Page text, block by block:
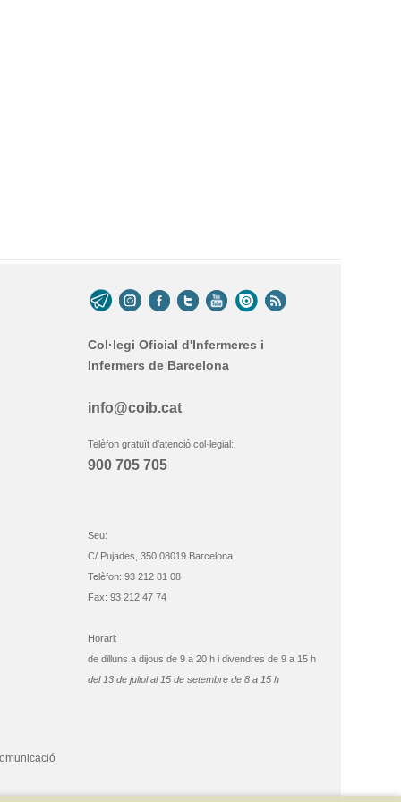
Col·legi Oficial d'Infermeres i
Infermers de Barcelona
info@coib.cat
Telèfon gratuït d'atenció col·legial:
900 705 705
Seu:
C/ Pujades, 350 08019 Barcelona
Telèfon: 93 212 81 08
Fax: 93 212 47 74
Horari:
de dilluns a dijous de 9 a 20 h i divendres de 9 a 15 h
del 13 de juliol al 15 de setembre de 8 a 15 h